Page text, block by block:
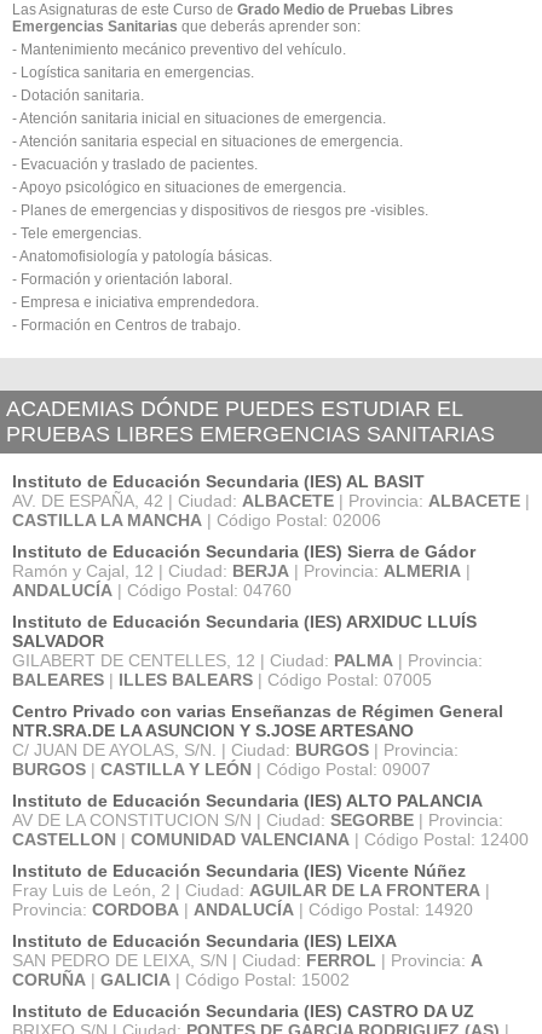
Las Asignaturas de este Curso de Grado Medio de Pruebas Libres
Emergencias Sanitarias que deberás aprender son:
- Mantenimiento mecánico preventivo del vehículo.
- Logística sanitaria en emergencias.
- Dotación sanitaria.
- Atención sanitaria inicial en situaciones de emergencia.
- Atención sanitaria especial en situaciones de emergencia.
- Evacuación y traslado de pacientes.
- Apoyo psicológico en situaciones de emergencia.
- Planes de emergencias y dispositivos de riesgos pre -visibles.
- Tele emergencias.
- Anatomofisiología y patología básicas.
- Formación y orientación laboral.
- Empresa e iniciativa emprendedora.
- Formación en Centros de trabajo.
ACADEMIAS DÓNDE PUEDES ESTUDIAR EL
PRUEBAS LIBRES EMERGENCIAS SANITARIAS
Instituto de Educación Secundaria (IES) AL BASIT
AV. DE ESPAÑA, 42 | Ciudad: ALBACETE | Provincia: ALBACETE |
CASTILLA LA MANCHA | Código Postal: 02006
Instituto de Educación Secundaria (IES) Sierra de Gádor
Ramón y Cajal, 12 | Ciudad: BERJA | Provincia: ALMERIA |
ANDALUCÍA | Código Postal: 04760
Instituto de Educación Secundaria (IES) ARXIDUC LLUÍS
SALVADOR
GILABERT DE CENTELLES, 12 | Ciudad: PALMA | Provincia:
BALEARES | ILLES BALEARS | Código Postal: 07005
Centro Privado con varias Enseñanzas de Régimen General
NTR.SRA.DE LA ASUNCION Y S.JOSE ARTESANO
C/ JUAN DE AYOLAS, S/N. | Ciudad: BURGOS | Provincia:
BURGOS | CASTILLA Y LEÓN | Código Postal: 09007
Instituto de Educación Secundaria (IES) ALTO PALANCIA
AV DE LA CONSTITUCION S/N | Ciudad: SEGORBE | Provincia:
CASTELLON | COMUNIDAD VALENCIANA | Código Postal: 12400
Instituto de Educación Secundaria (IES) Vicente Núñez
Fray Luis de León, 2 | Ciudad: AGUILAR DE LA FRONTERA |
Provincia: CORDOBA | ANDALUCÍA | Código Postal: 14920
Instituto de Educación Secundaria (IES) LEIXA
SAN PEDRO DE LEIXA, S/N | Ciudad: FERROL | Provincia: A
CORUÑA | GALICIA | Código Postal: 15002
Instituto de Educación Secundaria (IES) CASTRO DA UZ